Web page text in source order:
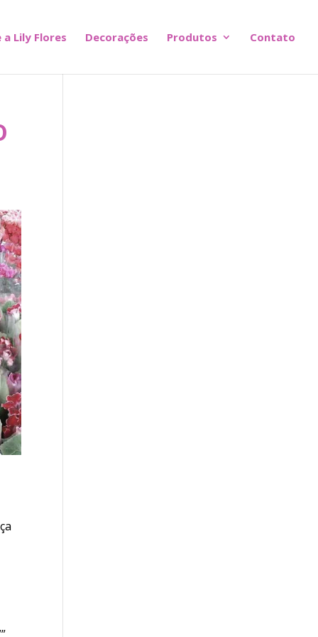
a Lily Flores Decorações Produtos Contato